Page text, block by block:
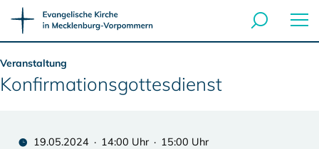
Veranstaltung
Konfirmationsgottesdienst
19.05.2024 · 14:00 Uhr · 15:00 Uhr